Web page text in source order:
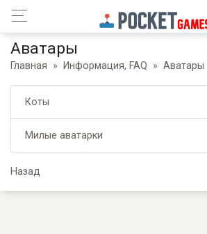
Аватары
Главная Информация, FAQ Аватары
Коты
Милые аватарки
Назад